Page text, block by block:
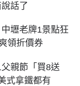
話了
壢老牌1景點狂
領折價券
親節「買8送
式拿鐵都有